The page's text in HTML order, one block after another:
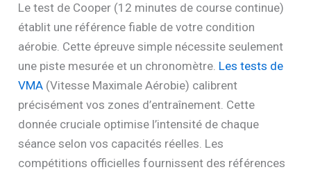
Le test de Cooper (12 minutes de course continue)
établit une référence fiable de votre condition
aérobie. Cette épreuve simple nécessite seulement
une piste mesurée et un chronomètre. Les tests de
VMA (Vitesse Maximale Aérobie) calibrent
précisément vos zones d’entraînement. Cette
donnée cruciale optimise l’intensité de chaque
séance selon vos capacités réelles. Les
compétitions officielles fournissent des références